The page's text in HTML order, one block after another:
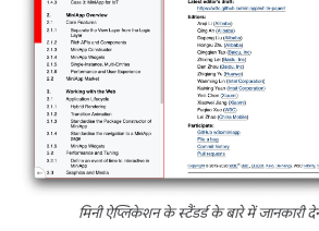
मिनी ऐप्लिकेशन के स्टैंडर्ड के बारे में जानकारी